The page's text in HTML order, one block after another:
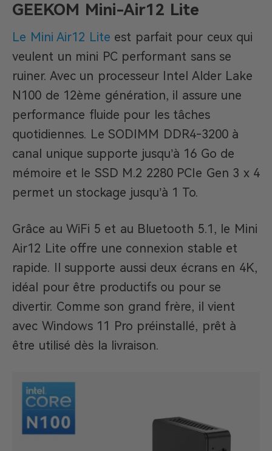
GEEKOM Mini-Air12 Lite
Le Mini Air12 Lite est parfait pour ceux qui
veulent un mini PC performant sans se
ruiner. Avec un processeur Intel Alder Lake
N100 de 12ème génération, il assure une
performance fluide pour les tâches
quotidiennes. Le SODIMM DDR4-3200 à
canal unique supporte jusqu’à 16 Go de
mémoire et le SSD M.2 2280 PCIe Gen 3 x 4
permet un stockage jusqu’à 1 To.
Grâce au WiFi 5 et au Bluetooth 5.1, le Mini
Air12 Lite offre une connexion stable et
rapide. Il supporte aussi deux écrans en 4K,
idéal pour être productifs ou pour se
divertir. Comme son grand frère, il vient
avec Windows 11 Pro préinstallé, prêt à
être utilisé dès la livraison.